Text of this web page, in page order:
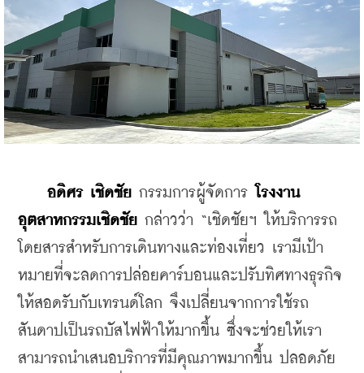
อดิศร เชิดชัย กรรมการผู้จัดการ โรงงาน
อุตสาหกรรมเชิดชัย กล่าวว่า “เชิดชัยฯ ให้บริการรถ
โดยสารสำหรับการเดินทางและท่องเที่ยว เรามีเป้า
หมายที่จะลดการปล่อยคาร์บอนและปรับทิศทางธุรกิจ
ให้สอดรับกับเทรนด์โลก จึงเปลี่ยนจากการใช้รถ
สันดาปเป็นรถบัสไฟฟ้าให้มากขึ้น ซึ่งจะช่วยให้เรา
สามารถนำเสนอบริการที่มีคุณภาพมากขึ้น ปลอดภัย